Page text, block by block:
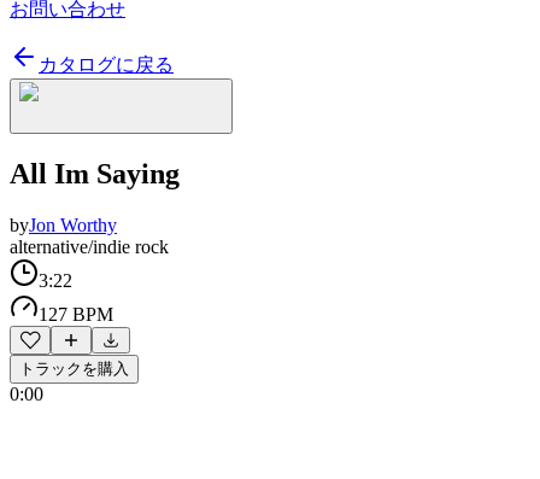
お問い合わせ
カタログに戻る
All Im Saying
byJon Worthy
alternative/indie rock
3:22
127 BPM
トラックを購入
0:00